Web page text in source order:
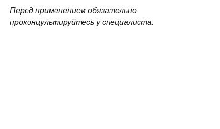
Перед применением обязательно
проконцультируйтесь у специалиста.